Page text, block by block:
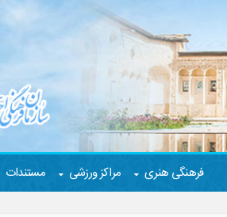
فرهنگی هنری مراکز ورزشی مستندات